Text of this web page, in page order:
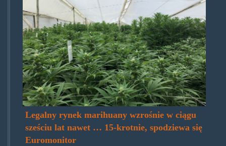
Legalny rynek marihuany wzrośnie w ciągu
sześciu lat nawet … 15-krotnie, spodziewa się
Euromonitor